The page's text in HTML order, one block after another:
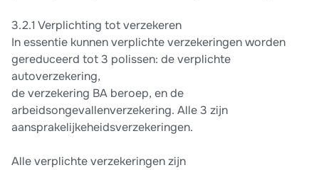
3.2.1 Verplichting tot verzekeren
In essentie kunnen verplichte verzekeringen worden
gereduceerd tot 3 polissen: de verplichte
autoverzekering,
de verzekering BA beroep, en de
arbeidsongevallenverzekering. Alle 3 zijn
aansprakelijkeheidsverzekeringen.
Alle verplichte verzekeringen zijn